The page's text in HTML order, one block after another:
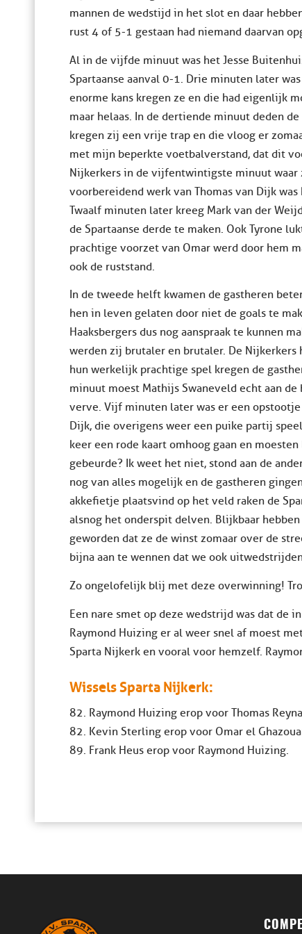
mannen de wedstijd in het slot en daar
rust 4 of 5-1 gestaan had niemand daarvan
Al in de vijfde minuut was het Jesse
Spartaanse aanval 0-1. Drie minuten later
enorme kans kregen ze en die had eigenlijk
maar helaas. In de dertiende minuut deden
kregen zij een vrije trap en die vloog er
met mijn beperkte voetbalverstand, dat dit
Nijkerkers in de vijfentwintigste minuut waar
voorbereidend werk van Thomas van Dijk
Twaalf minuten later kreeg Mark van der
de Spartaanse derde te maken. Ook Tyrone
prachtige voorzet van Omar werd door hem
ook de ruststand.
In de tweede helft kwamen de gastheren
hen in leven gelaten door niet de goals te
Haaksbergers dus nog aanspraak te kunnen
werden zij brutaler en brutaler. De Nijkerkers
hun werkelijk prachtige spel kregen de
minuut moest Mathijs Swaneveld echt aan
verve. Vijf minuten later was er een
Dijk, die overigens weer een puike partij
keer een rode kaart omhoog gaan en
gebeurde? Ik weet het niet, stond aan de
nog van alles mogelijk en de gastheren
akkefietje plaatsvind op het veld raken de
alsnog het onderspit delven. Blijkbaar
geworden dat ze de winst zomaar over de
bijna aan te wennen dat we ook
Zo ongelofelijk blij met deze overwinning!
Een nare smet op deze wedstrijd was dat de
Raymond Huizing er al weer snel af moest
Sparta Nijkerk en vooral voor hemzelf.
Wissels Sparta Nijkerk:
82. Raymond Huizing erop voor Thomas
82. Kevin Sterling erop voor Omar el
89. Frank Heus erop voor Raymond Huizing.